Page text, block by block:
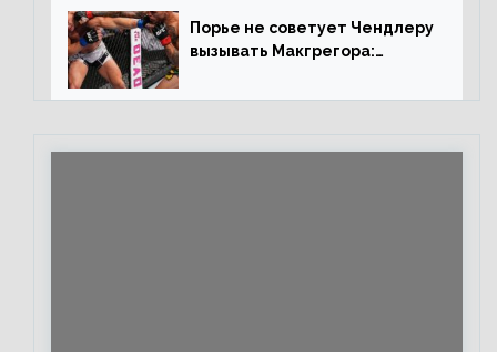
Порье не советует Чендлеру
вызывать Макгрегора:
каждом бою, а Конор умеет